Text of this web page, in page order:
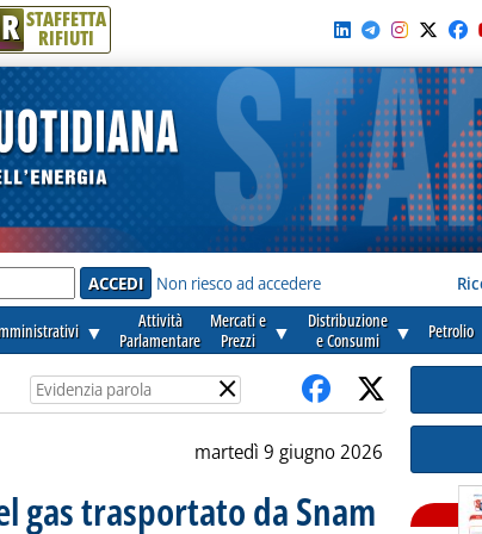
R STAFFETTA
RIFIUTI
Non riesco ad accedere
▼
Attività
Parlamentare
Mercati e
Prezzi
▼
Distribuzione
e Consumi
▼ Petrolio
×
martedì 9 giugno 2026
gas trasportato da Snam